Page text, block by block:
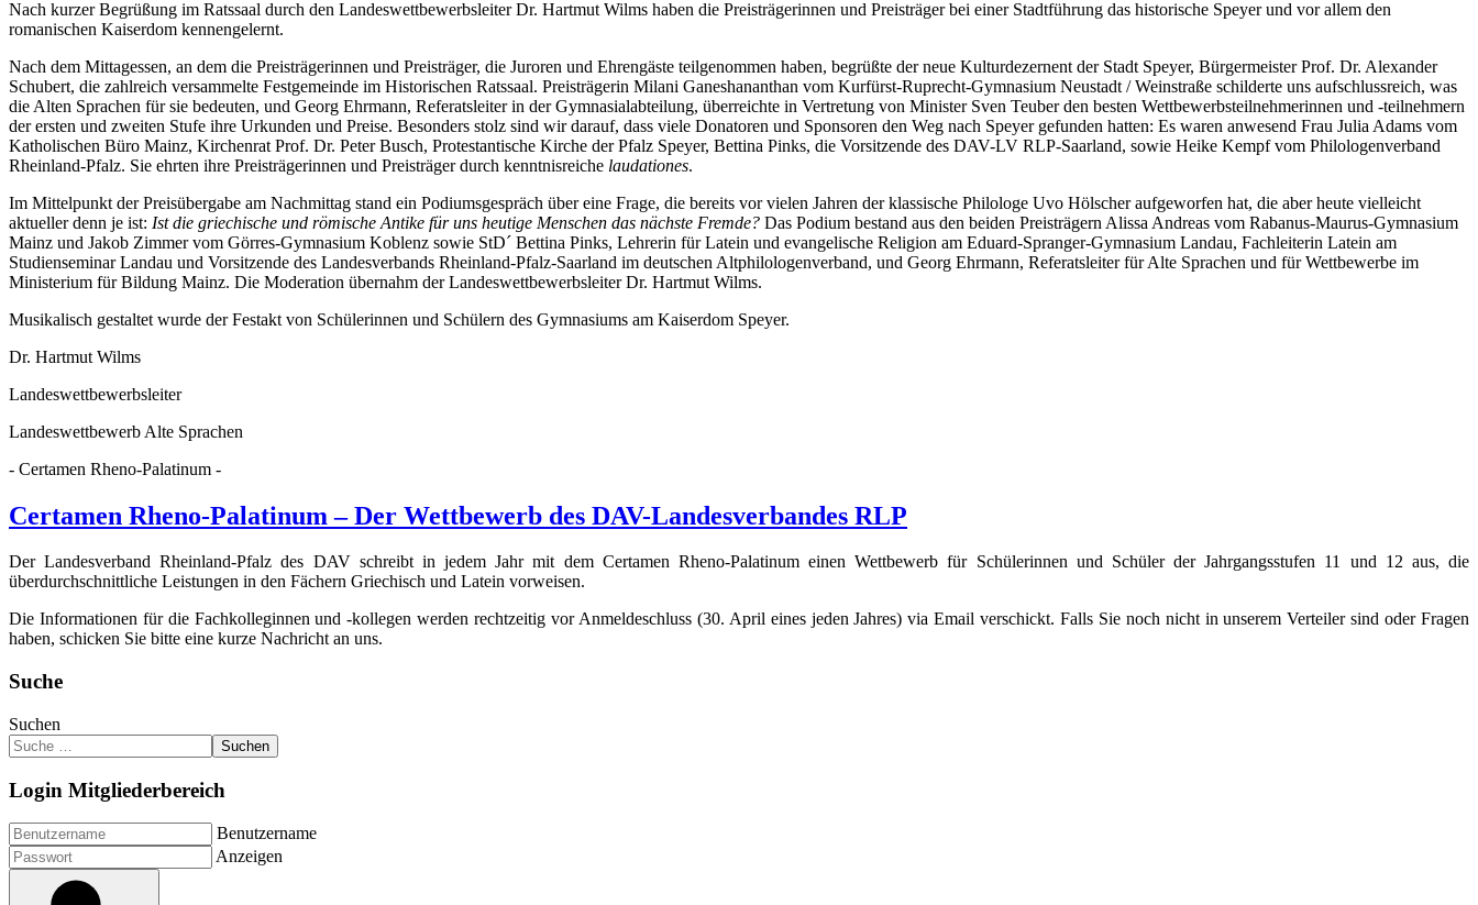
Nach kurzer Begrüßung im Ratssaal durch den Landeswettbewerbsleiter Dr. Hartmut Wilms haben die Preisträgerinnen und Preisträger bei einer Stadtführung das historische Speyer und vor allem den
romanischen Kaiserdom kennengelernt.
Nach dem Mittagessen, an dem die Preisträgerinnen und Preisträger, die Juroren und Ehrengäste teilgenommen haben, begrüßte der neue Kulturdezernent der Stadt Speyer, Bürgermeister Prof. Dr. Alexander
Schubert, die zahlreich versammelte Festgemeinde im Historischen Ratssaal. Preisträgerin Milani Ganeshananthan vom Kurfürst-Ruprecht-Gymnasium Neustadt / Weinstraße schilderte uns aufschlussreich, was
die Alten Sprachen für sie bedeuten, und Georg Ehrmann, Referatsleiter in der Gymnasialabteilung, überreichte in Vertretung von Minister Sven Teuber den besten Wettbewerbsteilnehmerinnen und -teilnehmern
der ersten und zweiten Stufe ihre Urkunden und Preise. Besonders stolz sind wir darauf, dass viele Donatoren und Sponsoren den Weg nach Speyer gefunden hatten: Es waren anwesend Frau Julia Adams vom
Katholischen Büro Mainz, Kirchenrat Prof. Dr. Peter Busch, Protestantische Kirche der Pfalz Speyer, Bettina Pinks, die Vorsitzende des DAV-LV RLP-Saarland, sowie Heike Kempf vom Philologenverband
Rheinland-Pfalz. Sie ehrten ihre Preisträgerinnen und Preisträger durch kenntnisreiche laudationes.
Im Mittelpunkt der Preisübergabe am Nachmittag stand ein Podiumsgespräch über eine Frage, die bereits vor vielen Jahren der klassische Philologe Uvo Hölscher aufgeworfen hat, die aber heute vielleicht
aktueller denn je ist: Ist die griechische und römische Antike für uns heutige Menschen das nächste Fremde? Das Podium bestand aus den beiden Preisträgern Alissa Andreas vom Rabanus-Maurus-Gymnasium
Mainz und Jakob Zimmer vom Görres-Gymnasium Koblenz sowie StD´ Bettina Pinks, Lehrerin für Latein und evangelische Religion am Eduard-Spranger-Gymnasium Landau, Fachleiterin Latein am
Studienseminar Landau und Vorsitzende des Landesverbands Rheinland-Pfalz-Saarland im deutschen Altphilologenverband, und Georg Ehrmann, Referatsleiter für Alte Sprachen und für Wettbewerbe im
Ministerium für Bildung Mainz. Die Moderation übernahm der Landeswettbewerbsleiter Dr. Hartmut Wilms.
Musikalisch gestaltet wurde der Festakt von Schülerinnen und Schülern des Gymnasiums am Kaiserdom Speyer.
Dr. Hartmut Wilms
Landeswettbewerbsleiter
Landeswettbewerb Alte Sprachen
- Certamen Rheno-Palatinum -
Certamen Rheno-Palatinum – Der Wettbewerb des DAV-Landesverbandes RLP
Der Landesverband Rheinland-Pfalz des DAV schreibt in jedem Jahr mit dem Certamen Rheno-Palatinum einen Wettbewerb für Schülerinnen und Schüler der Jahrgangsstufen 11 und 12 aus, die
überdurchschnittliche Leistungen in den Fächern Griechisch und Latein vorweisen.
Die Informationen für die Fachkolleginnen und -kollegen werden rechtzeitig vor Anmeldeschluss (30. April eines jeden Jahres) via Email verschickt. Falls Sie noch nicht in unserem Verteiler sind oder Fragen
haben, schicken Sie bitte eine kurze Nachricht an uns.
Suche
Suchen
Suchen
Login Mitgliederbereich
Benutzername
Anzeigen